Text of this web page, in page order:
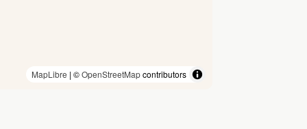
MapLibre | ©OpenStreetMapcontributors